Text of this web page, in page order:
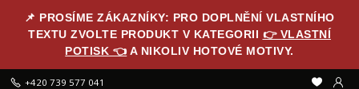
📌 PROSÍME ZÁKAZNÍKY: PRO DOPLNĚNÍ VLASTNÍHO
TEXTU ZVOLTE PRODUKT V KATEGORII 👉 VLASTNÍ
POTISK 👈 A NIKOLIV HOTOVÉ MOTIVY.
+420 739 577 041